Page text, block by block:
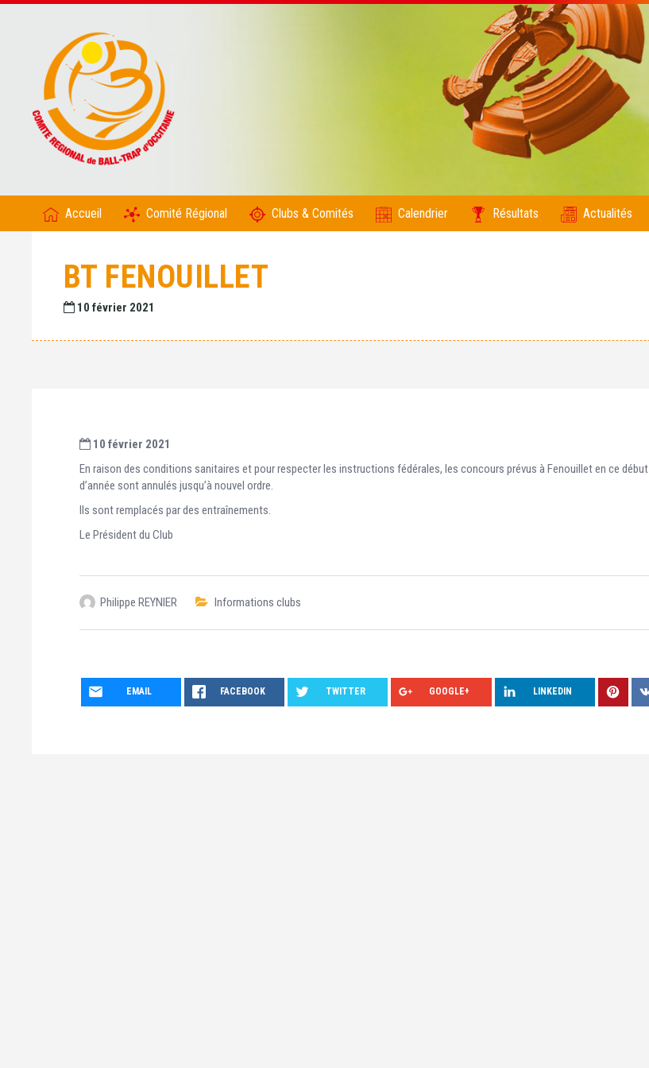
Accueil Comité Régional Clubs & Comités Calendrier Résultats Actualités
BT FENOUILLET
10 février 2021
10 février 2021
En raison des conditions sanitaires et pour respecter les instructions fédérales, les concours prévus à Fenouillet en ce début
d’année sont annulés jusqu’à nouvel ordre.
Ils sont remplacés par des entraînements.
Le Président du Club
Philippe REYNIER Informations clubs
EMAIL FACEBOOK TWITTER GOOGLE+ LINKEDIN